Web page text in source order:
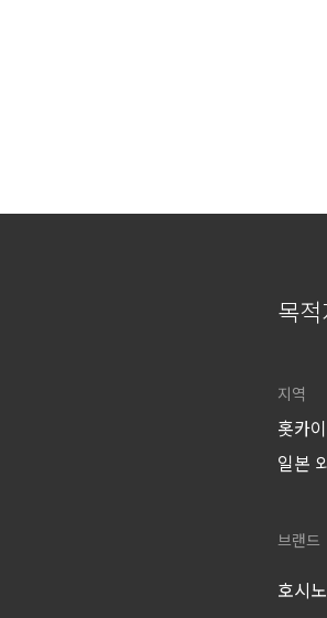
목
지역
홋카
일본
브랜드
호시